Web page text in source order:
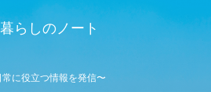
らしのノート
常に役立つ情報を発信〜